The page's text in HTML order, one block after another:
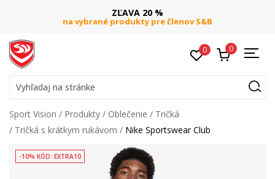
ZĽAVA 20 %
na vybrané produkty pre členov S&B
0 0
Vyhľadaj na stránke
Sport Vision Produkty Oblečenie
Tričká
Tričká s krátkym rukávom
Nike Sportswear Club
-10% KÓD: EXTRA10